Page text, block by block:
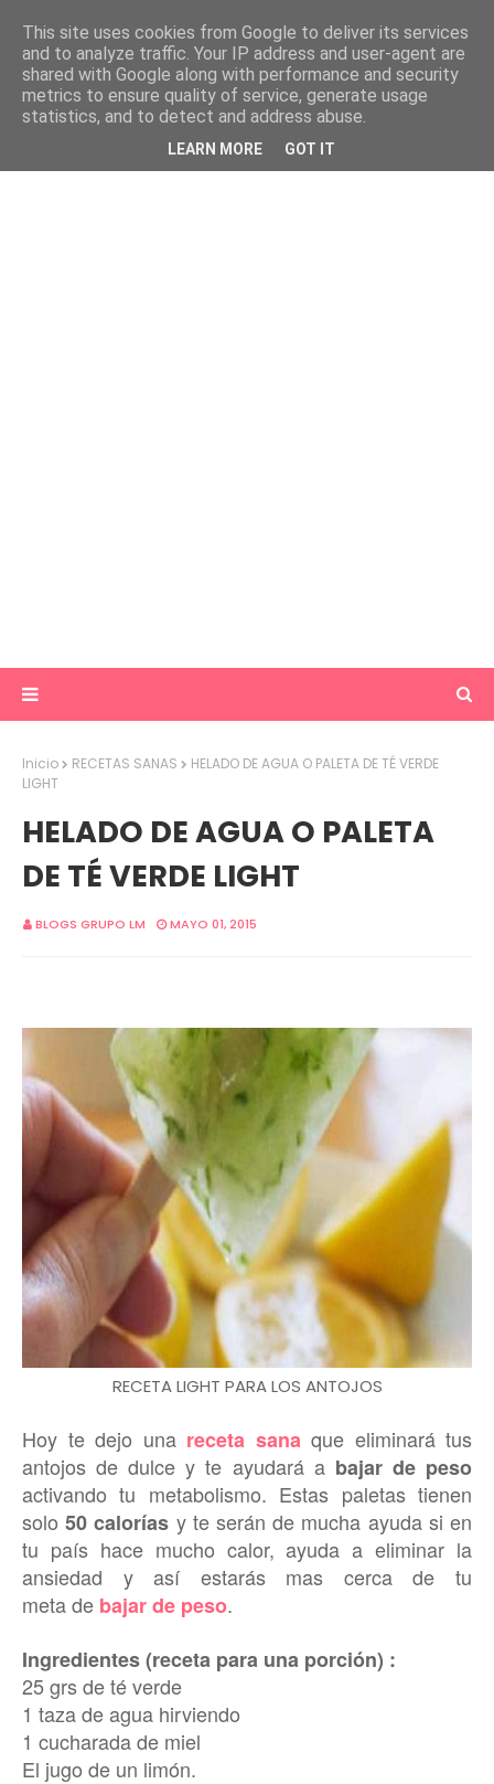
Inicio RECETAS SANAS
HELADO DE AGUA O PALETA DE TÉ VERDE
LIGHT
HELADO DE AGUA O PALETA
DE TÉ VERDE LIGHT
BLOGS GRUPO LM MAYO 01, 2015
RECETA LIGHT PARA LOS ANTOJOS
Hoy te dejo una receta sana que eliminará tus
antojos de dulce y te ayudará a bajar de peso
activando tu metabolismo. Estas paletas tienen
solo50 calorías y te serán de mucha ayuda si en
tu país hace mucho calor, ayuda a eliminar la
ansiedad y así estarás mas cerca de tu
meta de bajar de peso.
Ingredientes (receta para una porción) :
25 grs de té verde
1 taza de agua hirviendo
1 cucharada de miel
El jugo de un limón.
This site uses cookies from Google to deliver its services
and to analyze traffic. Your IP address and user-agent are
shared with Google along with performance and security
metrics to ensure quality of service, generate usage
statistics, and to detect and address abuse.
LEARN MORE GOT IT